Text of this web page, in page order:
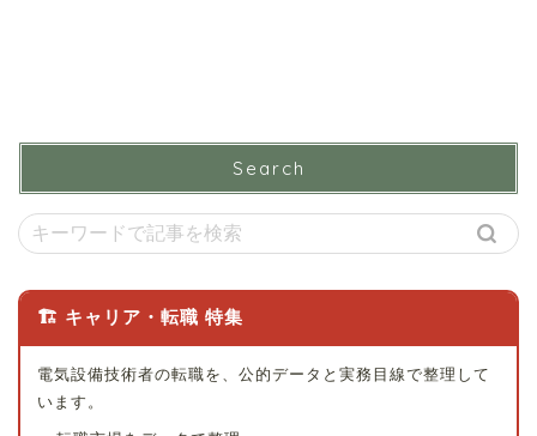
Search
🏗 キャリア・転職 特集
電気設備技術者の転職を、公的データと実務目線で整理して
います。